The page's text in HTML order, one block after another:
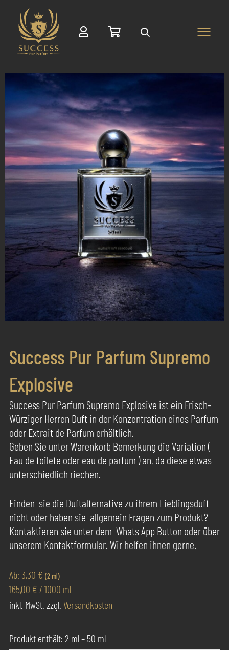
Suche
Success Pur Parfum Supremo
Explosive
Success Pur Parfum Supremo Explosive ist ein Frisch-
Würziger Herren Duft in der Konzentration eines Parfum
oder Extrait de Parfum erhältlich.
Geben Sie unter Warenkorb Bemerkung die Variation (
Eau de toilete oder eau de parfum ) an, da diese etwas
unterschiedlich riechen.
Finden sie die Duftalternative zu ihrem Lieblingsduft
nicht oder haben sie allgemein Fragen zum Produkt?
Kontaktieren sie unter dem Whats App Button oder über
unserem Kontaktformular. Wir helfen ihnen gerne.
Ab: 3,30 € (2 ml)
165,00 € / 1000 ml
inkl. MwSt. zzgl. Versandkosten
Produkt enthält: 2 ml– 50 ml